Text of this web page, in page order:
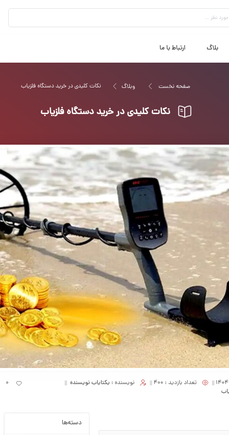
بلاگ ارتباط با ما
صفحه نخست وبلاگ نکات کلیدی در خرید دستگاه فلزیاب
نکات کلیدی در خرید دستگاه فلزیاب
تعداد بازدید : 400 نویسنده : یکتایاب نویسنده
0
دسته‌ها